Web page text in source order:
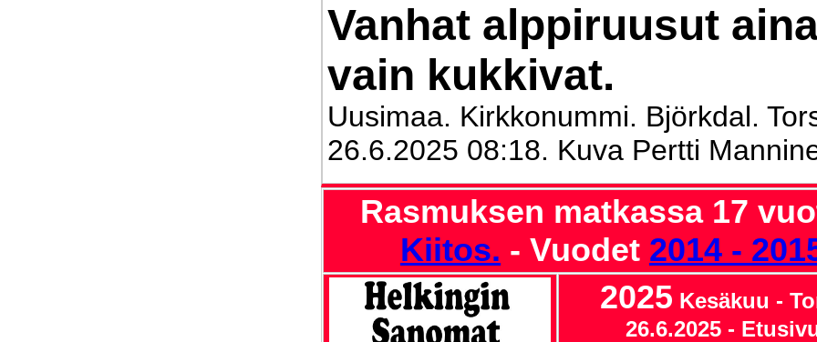
Vanhat alppiruusut
vain kukkivat.
Uusimaa. Kirkkonummi. Björkdal.
26.6.2025 08:18. Kuva Pertti
Rasmuksen matkassa 17
Kiitos. - Vuodet 2014 -
2025 Kesäkuu -
26.6.2025 -